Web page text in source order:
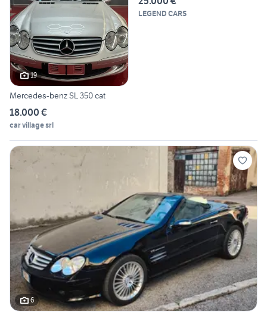
19
Mercedes-benz SL 350 cat
18.000 €
car village srl
LEGEND CARS
6